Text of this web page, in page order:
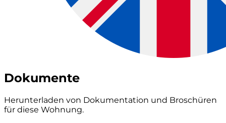
Dokumente
Herunterladen von Dokumentation und Broschüren
für diese Wohnung.